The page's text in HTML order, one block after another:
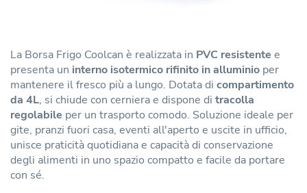
La Borsa Frigo Coolcan è realizzata in PVC resistente e
presenta un interno isotermico rifinito in alluminio per
mantenere il fresco più a lungo. Dotata di compartimento
da 4L, si chiude con cerniera e dispone di tracolla
regolabile per un trasporto comodo. Soluzione ideale per
gite, pranzi fuori casa, eventi all'aperto e uscite in ufficio,
unisce praticità quotidiana e capacità di conservazione
degli alimenti in uno spazio compatto e facile da portare
con sé.